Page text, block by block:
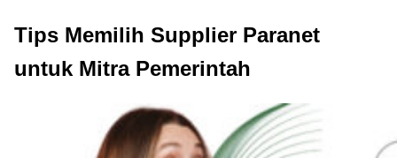
Tips Memilih Supplier Paranet
untuk Mitra Pemerintah